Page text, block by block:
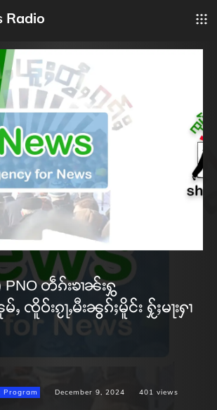
Radio
PNO တဵၵ်းၶၢၼ်းႁွ
ၸိူဝ်းၵႂႃႇမီးၼွၵ်ႈမိူင်း ႁႂ်ႈမႃးႁၢ
Program December 9, 2024 401 views